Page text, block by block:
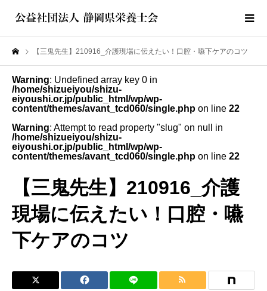
【三鬼先生】210916_介護現場に伝えたい！口腔・嚥下ケアのコツ
Warning: Undefined array key 0 in
/home/shizueiyou/shizu-
eiyoushi.or.jp/public_html/wp/wp-
content/themes/avant_tcd060/single.php on line 22
Warning: Attempt to read property "slug" on null in
/home/shizueiyou/shizu-
eiyoushi.or.jp/public_html/wp/wp-
content/themes/avant_tcd060/single.php on line 22
【三鬼先生】210916_介護
現場に伝えたい！口腔・嚥
下ケアのコツ